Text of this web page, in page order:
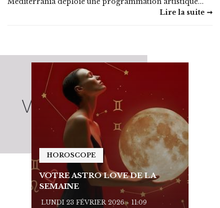
Lire la suite ➞
HOROSCOPE
VOTRE ASTRO LOVE DE LA
SEMAINE
LUNDI 23 FÉVRIER 2026 - 11:09